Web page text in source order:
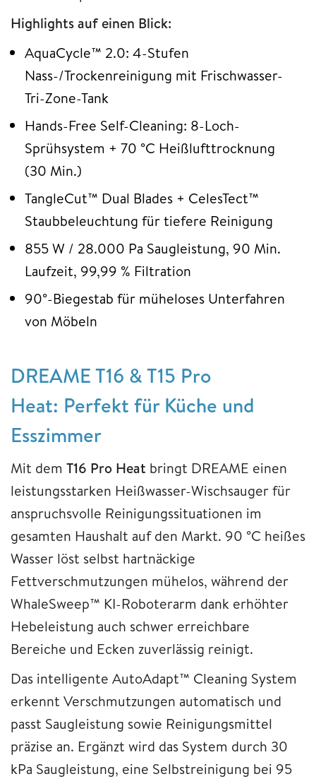
Highlights auf einen Blick:
AquaCycle™ 2.0: 4-Stufen
Nass-/Trockenreinigung mit Frischwasser-
Tri-Zone-Tank
Hands-Free Self-Cleaning: 8-Loch-
Sprühsystem + 70 °C Heißlufttrocknung
(30 Min.)
TangleCut™ Dual Blades + CelesTect™
Staubbeleuchtung für tiefere Reinigung
855 W / 28.000 Pa Saugleistung, 90 Min.
Laufzeit, 99,99 % Filtration
90°-Biegestab für müheloses Unterfahren
von Möbeln
DREAME T16 & T15 Pro
Heat: Perfekt für Küche und
Esszimmer
Mit dem T16 Pro Heat bringt DREAME einen
leistungsstarken Heißwasser-Wischsauger für
anspruchsvolle Reinigungssituationen im
gesamten Haushalt auf den Markt. 90 °C heißes
Wasser löst selbst hartnäckige
Fettverschmutzungen mühelos, während der
WhaleSweep™ KI-Roboterarm dank erhöhter
Hebeleistung auch schwer erreichbare
Bereiche und Ecken zuverlässig reinigt.
Das intelligente AutoAdapt™ Cleaning System
erkennt Verschmutzungen automatisch und
passt Saugleistung sowie Reinigungsmittel
präzise an. Ergänzt wird das System durch 30
kPa Saugleistung, eine Selbstreinigung bei 95